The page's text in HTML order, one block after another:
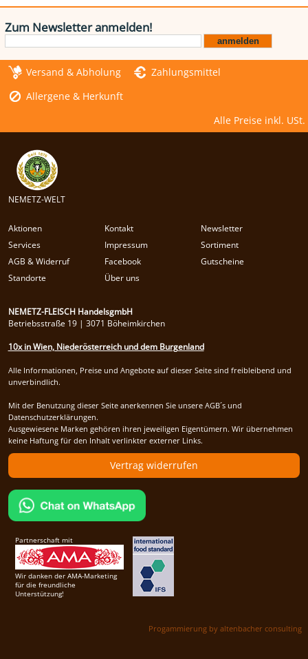
Gewürze
NEMETZ-DOGS
Hundefutter
trocken
Katzenfutter
Gutschein kaufen
Zum Newsletter anmelden!
Versand & Abholung
Zahlungsmittel
Allergene & Herkunft
Alle Preise inkl. USt.
NEMETZ-WELT
Aktionen Kontakt
Newsletter
Services
Impressum
Sortiment
AGB & Widerruf
Facebook
Gutscheine
Standorte
Über uns
NEMETZ-FLEISCH HandelsgmbH
Betriebsstraße 19 | 3071 Böheimkirchen
10x in Wien, Niederösterreich und dem Burgenland
Alle Informationen, Preise und Angebote auf dieser Seite sind freibleibend und
unverbindlich.
Mit der Benutzung dieser Seite anerkennen Sie unsere AGB´s und
Datenschutzerklärungen.
Ausgewiesene Marken gehören ihren jeweiligen Eigentümern. Wir übernehmen
keine Haftung für den Inhalt verlinkter externer Links.
Vertrag widerrufen
Partnerschaft mit
Wir danken der AMA-Marketing
für die freundliche
Unterstützung!
Progammierung by altenbacher consulting